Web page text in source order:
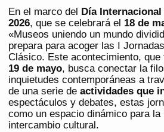
En el marco del
Día
2026, que se celebrará el 18 de
«Museos uniendo un mundo
prepara para acoger las I
Clásico. Este acontecimiento, que
19 de mayo, busca conectar la
inquietudes contemporáneas a
de una serie de actividades que
espectáculos y debates, estas
como un espacio dinámico para la
intercambio cultural.